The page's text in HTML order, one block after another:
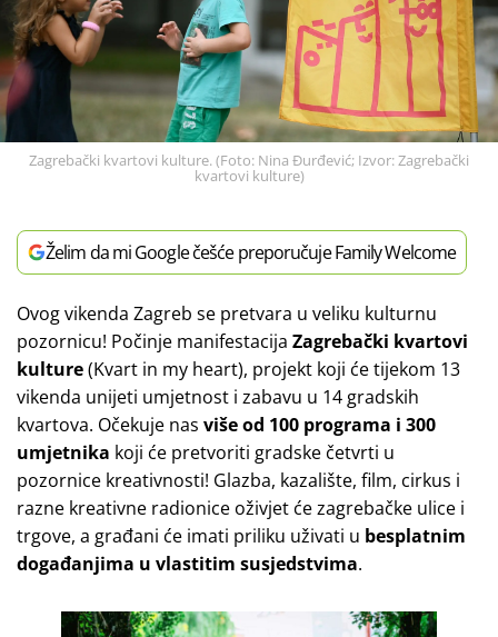
Zagrebački kvartovi kulture. (Foto: Nina Đurđević; Izvor: Zagrebački
kvartovi kulture)
Želim da mi Google češće preporučuje Family Welcome
Ovog vikenda Zagreb se pretvara u veliku kulturnu
pozornicu! Počinje manifestacija Zagrebački kvartovi
kulture(Kvart in my heart), projekt koji će tijekom 13
vikenda unijeti umjetnost i zabavu u 14 gradskih
kvartova. Očekuje nas više od 100 programa i 300
umjetnika koji će pretvoriti gradske četvrti u
pozornice kreativnosti! Glazba, kazalište, film, cirkus i
razne kreativne radionice oživjet će zagrebačke ulice i
trgove, a građani će imati priliku uživati u besplatnim
događanjima u vlastitim susjedstvima.